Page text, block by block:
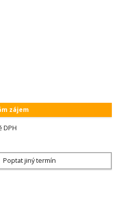
zájem
DPH
Poptat jiný termín